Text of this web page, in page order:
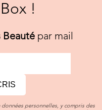
!
Beautépar mail
personnelles, y compris des